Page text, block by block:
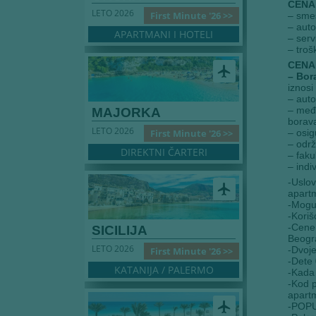
–
–
–
–
–
iznosi
–
–
–
–
–
–
-
-
-
-
-
-Dete
-
-Kod
-
First Minute '26 >>
LETO 2026
APARTMANI I HOTELI
airplanemode_active
MAJORKA
First Minute '26 >>
LETO 2026
DIREKTNI ČARTERI
airplanemode_active
SICILIJA
First Minute '26 >>
LETO 2026
KATANIJA / PALERMO
airplanemode_active